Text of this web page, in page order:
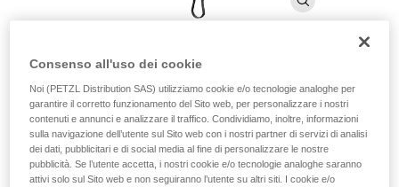
FOOTAPE
Pedale regolabile in fettuccia
Il pedale regolabile FOOTAPE si utilizza con la maniglia
Consenso all'uso dei cookie
Noi (PETZL Distribution SAS) utilizziamo cookie e/o tecnologie analoghe per
garantire il corretto funzionamento del Sito web, per personalizzare i nostri
contenuti e annunci e analizzare il traffico. Condividiamo, inoltre, informazioni
sulla navigazione dell’utente sul Sito web con i nostri partner di servizi di analisi
dei dati, pubblicitari e di social media al fine di personalizzare le nostre
pubblicità. Se l’utente accetta, i nostri cookie e/o tecnologie analoghe saranno
attivi solo sul Sito web e non seguiranno l’utente su altri siti. I cookie e/o